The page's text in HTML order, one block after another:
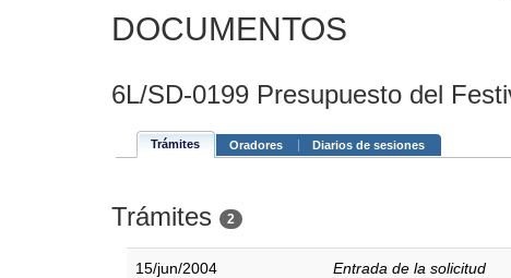
DOCUMENTOS
6L/SD-0199 Presupuesto del
Trámites Oradores Diarios de sesiones
Trámites 2
15/jun/2004
Entrada de la solicitud